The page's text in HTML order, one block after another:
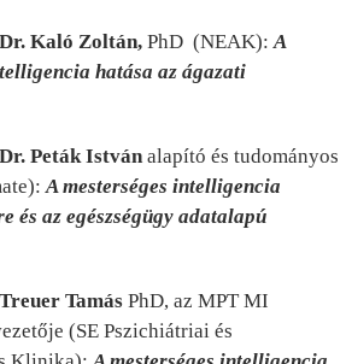
Dr. Kaló Zoltán, PhD (NEAK): A
hatása az ágazati
Dr. Peták István alapító és tudományos
A mesterséges intelligencia
és az egészségügy adatalapú
Treuer Tamás PhD, az MPT MI
(SE Pszichiátriai és